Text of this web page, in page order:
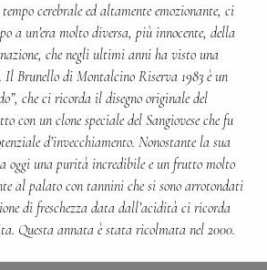
cerebrale ed altamente emozionante, ci
a un’era molto diversa, più innocente, della
che negli ultimi anni ha visto una
Il Brunello di Montalcino Riserva 1983 è un
che ci ricorda il disegno originale del
con un clone speciale del Sangiovese che fu
d’invecchiamento. Nonostante la sua
oggi una purità incredibile e un frutto molto
al palato con tannini che si sono arrotondati
di freschezza data dall’acidità ci ricorda
Questa annata è stata ricolmata nel 2000.